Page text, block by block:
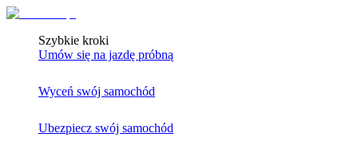
Szybkie kroki
Umów się na jazdę próbną
Wyceń swój samochód
Ubezpiecz swój samochód